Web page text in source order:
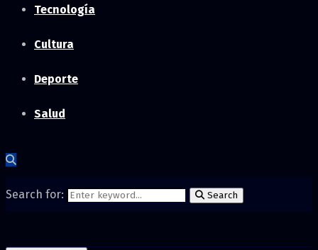
Tecnología
Cultura
Deporte
Salud
Search for: Search